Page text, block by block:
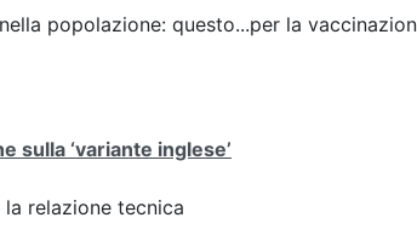
popolazione: questo...per la
sulla ‘variante inglese’
relazione tecnica